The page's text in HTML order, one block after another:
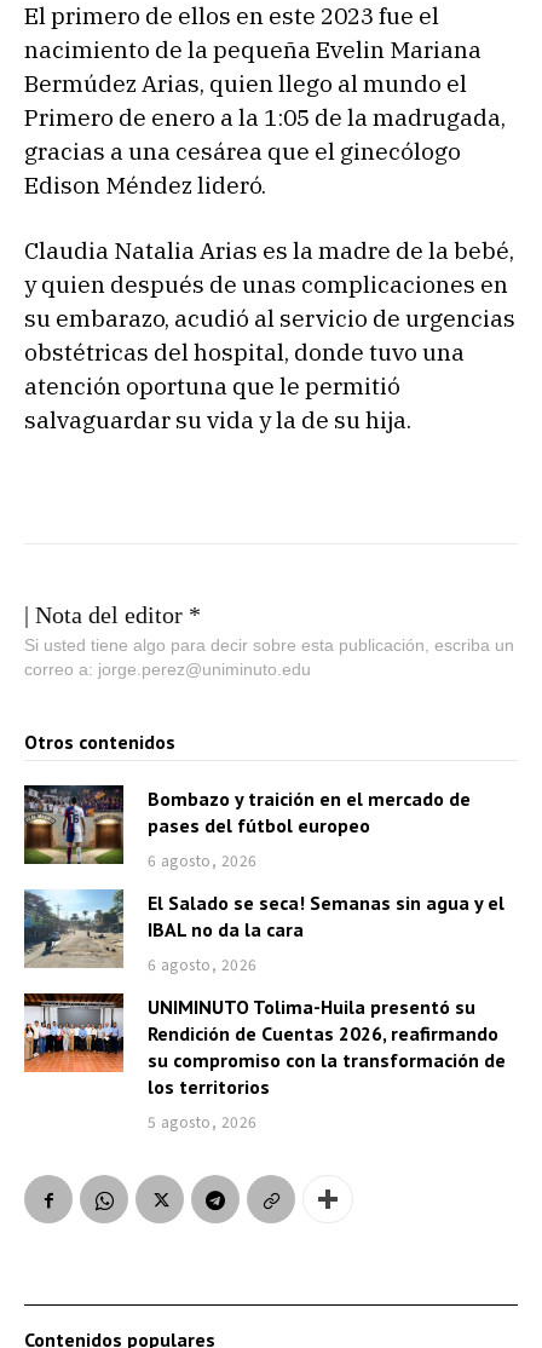
El primero de ellos en este 2023 fue el
nacimiento de la pequeña Evelin Mariana
Bermúdez Arias, quien llego al mundo el
Primero de enero a la 1:05 de la madrugada,
gracias a una cesárea que el ginecólogo
Edison Méndez lideró.
Claudia Natalia Arias es la madre de la bebé,
y quien después de unas complicaciones en
su embarazo, acudió al servicio de urgencias
obstétricas del hospital, donde tuvo una
atención oportuna que le permitió
salvaguardar su vida y la de su hija.
| Nota del editor *
Si usted tiene algo para decir sobre esta publicación, escriba un
correo a: jorge.perez@uniminuto.edu
Otros contenidos
Bombazo y traición en el mercado de
pases del fútbol europeo
6 agosto, 2026
El Salado se seca! Semanas sin agua y el
IBAL no da la cara
6 agosto, 2026
UNIMINUTO Tolima-Huila presentó su
Rendición de Cuentas 2026, reafirmando
su compromiso con la transformación de
los territorios
5 agosto, 2026
Contenidos populares